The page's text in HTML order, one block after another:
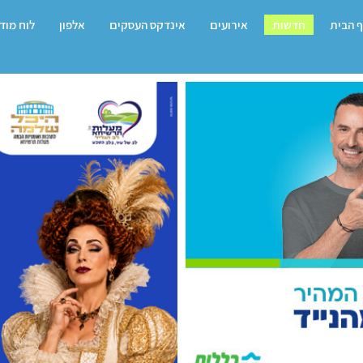
הבית חדשות אירועים אינדקס העסקים אלפון לוח